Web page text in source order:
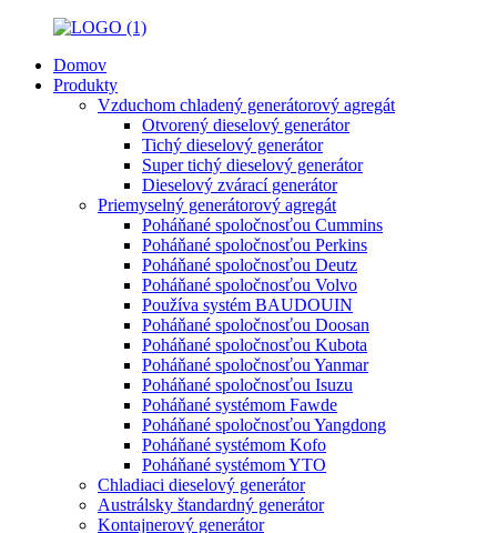
Domov
Produkty
Vzduchom chladený generátorový agregát
Otvorený dieselový generátor
Tichý dieselový generátor
Super tichý dieselový generátor
Dieselový zvárací generátor
Priemyselný generátorový agregát
Poháňané spoločnosťou Cummins
Poháňané spoločnosťou Perkins
Poháňané spoločnosťou Deutz
Poháňané spoločnosťou Volvo
Používa systém BAUDOUIN
Poháňané spoločnosťou Doosan
Poháňané spoločnosťou Kubota
Poháňané spoločnosťou Yanmar
Poháňané spoločnosťou Isuzu
Poháňané systémom Fawde
Poháňané spoločnosťou Yangdong
Poháňané systémom Kofo
Poháňané systémom YTO
Chladiaci dieselový generátor
Austrálsky štandardný generátor
Kontajnerový generátor